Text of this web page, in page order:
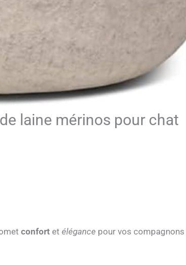
laine mérinos pour chat
confort et élégance pour vos